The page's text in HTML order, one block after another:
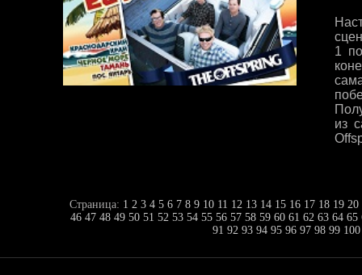
1
из
Страница: 1 2 3 4 5 6 7 8 9 10 11 12 13 14 15 16 17 18 19 20
46 47 48 49 50 51 52 53 54 55 56 57 58 59 60 61 62 63 64 65
91 92 93 94 95 96 97 98 99 100